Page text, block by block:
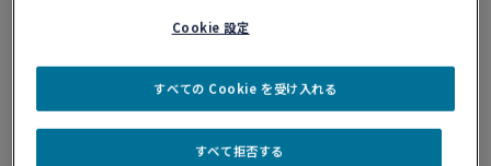
カスタマイズ
ショッピングバッグに追加
Cookie 設定
すべて拒否する
すべての Cookie を受け入れる